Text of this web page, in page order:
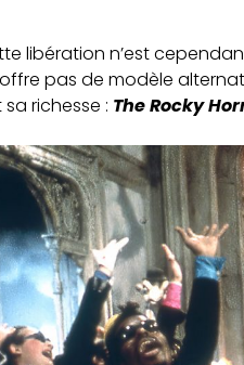
libération n’est
pas de modèle
richesse : The Rocky